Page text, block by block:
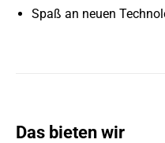
Spaß an neuen
Das bieten wir